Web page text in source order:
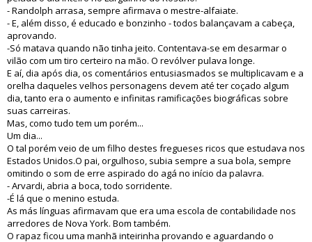
- Randolph arrasa, sempre afirmava o mestre-alfaiate.
- E, além disso, é educado e bonzinho - todos balançavam a cabeça,
aprovando.
-Só matava quando não tinha jeito. Contentava-se em desarmar o
vilão com um tiro certeiro na mão. O revólver pulava longe.
E aí, dia após dia, os comentários entusiasmados se multiplicavam e a
orelha daqueles velhos personagens devem até ter coçado algum
dia, tanto era o aumento e infinitas ramificações biográficas sobre
suas carreiras.
Mas, como tudo tem um porém...
Um dia...
O tal porém veio de um filho destes fregueses ricos que estudava nos
Estados Unidos.O pai, orgulhoso, subia sempre a sua bola, sempre
omitindo o som de erre aspirado do agá no início da palavra.
- Arvardi, abria a boca, todo sorridente.
-É lá que o menino estuda.
As más línguas afirmavam que era uma escola de contabilidade nos
arredores de Nova York. Bom também.
O rapaz ficou uma manhã inteirinha provando e aguardando o